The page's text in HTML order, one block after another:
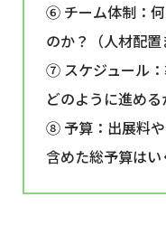
⑥ チーム体制：
のか？（人材配置
⑦ スケジュール
どのように進める
⑧ 予算：出展料
含めた総予算はい